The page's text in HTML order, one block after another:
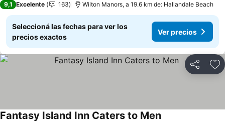
9,1 Excelente 163 Wilton Manors, a 19.6 km de: Hallandale Beach
Seleccioná las fechas para ver los
precios exactos
Ver precios
Compartir
Fantasy Island Inn Caters to Men